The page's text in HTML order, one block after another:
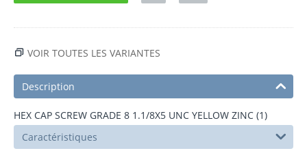
VOIR TOUTES LES VARIANTES
Description
HEX CAP SCREW GRADE 8 1.1/8X5 UNC YELLOW ZINC (1)
Caractéristiques